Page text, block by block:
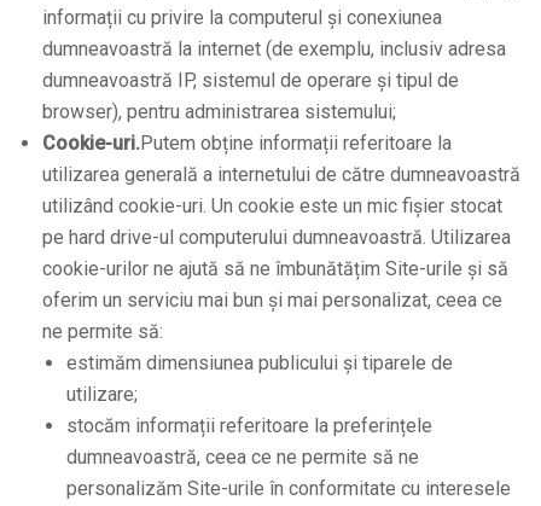
informații cu privire la computerul și conexiunea
dumneavoastră la internet (de exemplu, inclusiv adresa
dumneavoastră IP, sistemul de operare și tipul de
browser), pentru administrarea sistemului;
Cookie-uri.Putem obține informații referitoare la
utilizarea generală a internetului de către dumneavoastră
utilizând cookie-uri. Un cookie este un mic fișier stocat
pe hard drive-ul computerului dumneavoastră. Utilizarea
cookie-urilor ne ajută să ne îmbunătățim Site-urile și să
oferim un serviciu mai bun și mai personalizat, ceea ce
ne permite să:
estimăm dimensiunea publicului și tiparele de
utilizare;
stocăm informații referitoare la preferințele
dumneavoastră, ceea ce ne permite să ne
personalizăm Site-urile în conformitate cu interesele